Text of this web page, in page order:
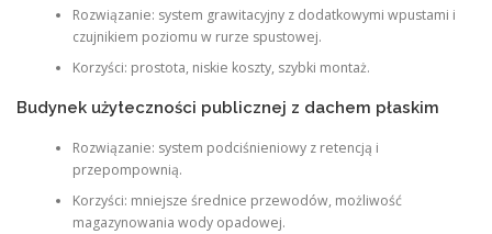
Rozwiązanie: system grawitacyjny z dodatkowymi wpustami i
czujnikiem poziomu w rurze spustowej.
Korzyści: prostota, niskie koszty, szybki montaż.
Budynek użyteczności publicznej z dachem płaskim
Rozwiązanie: system podciśnieniowy z retencją i
przepompownią.
Korzyści: mniejsze średnice przewodów, możliwość
magazynowania wody opadowej.